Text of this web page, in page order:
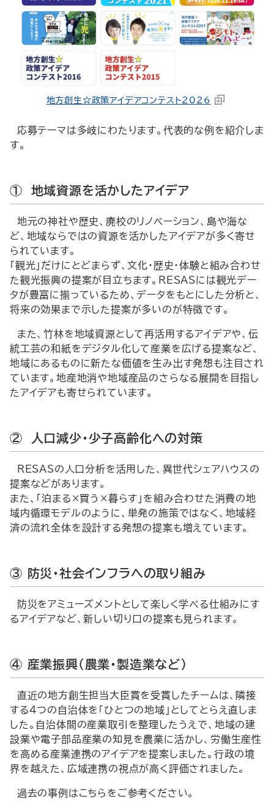
地方創生☆政策アイデアコンテスト2026
応募テーマは多岐にわたります。代表的な例を紹介しま
す。
① 地域資源を活かしたアイデア
地元の神社や歴史、廃校のリノベーション、島や海な
ど、地域ならではの資源を活かしたアイデアが多く寄せ
られています。
「観光」だけにとどまらず、文化・歴史・体験と組み合わせ
た観光振興の提案が目立ちます。RESASには観光デー
タが豊富に揃っているため、データをもとにした分析と、
将来の効果まで示した提案が多いのが特徴です。
また、竹林を地域資源として再活用するアイデアや、伝
統工芸の和紙をデジタル化して産業を広げる提案など、
地域にあるものに新たな価値を生み出す発想も注目され
ています。地産地消や地域産品のさらなる展開を目指し
たアイデアも寄せられています。
② 人口減少・少子高齢化への対策
RESASの人口分析を活用した、異世代シェアハウスの
提案などがあります。
また、「泊まる×買う×暮らす」を組み合わせた消費の地
域内循環モデルのように、単発の施策ではなく、地域経
済の流れ全体を設計する発想の提案も増えています。
③ 防災・社会インフラへの取り組み
防災をアミューズメントとして楽しく学べる仕組みにす
るアイデアなど、新しい切り口の提案も見られます。
④ 産業振興（農業・製造業など）
直近の地方創生担当大臣賞を受賞したチームは、隣接
する4つの自治体を「ひとつの地域」としてとらえ直しま
した。自治体間の産業取引を整理したうえで、地域の建
設業や電子部品産業の知見を農業に活かし、労働生産性
を高める産業連携のアイデアを提案しました。行政の境
界を越えた、広域連携の視点が高く評価されました。
過去の事例はこちらをご参考ください。